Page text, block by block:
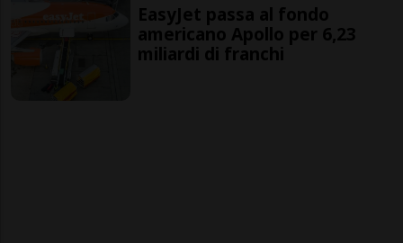
EasyJet passa al fondo
americano Apollo per 6,23
miliardi di franchi